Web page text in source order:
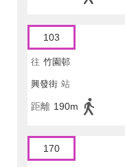
103
往 竹園邨
興發街 站
距離 190m
170